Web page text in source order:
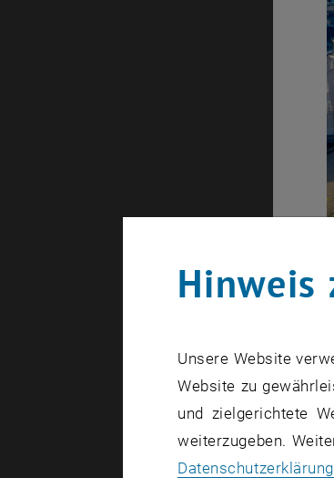
Hinweis
Unsere Website
Website zu
und zielgerichtete
weiterzugeben.
Datenschutzerklärung